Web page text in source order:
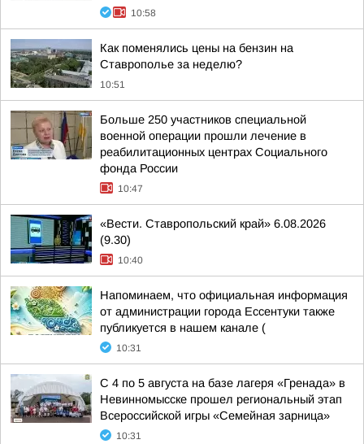
10:58
Как поменялись цены на бензин на
Ставрополье за неделю?
10:51
Больше 250 участников специальной
военной операции прошли лечение в
реабилитационных центрах Социального
фонда России
10:47
«Вести. Ставропольский край» 6.08.2026
(9.30)
10:40
Напоминаем, что официальная информация
от администрации города Ессентуки также
публикуется в нашем канале (
10:31
С 4 по 5 августа на базе лагеря «Гренада» в
Невинномысске прошел региональный этап
Всероссийской игры «Семейная зарница»
10:31